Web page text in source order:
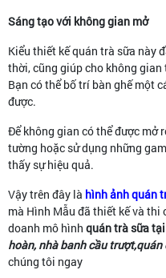
Sáng tạo với không gian mở
Kiểu thiết kế quán trà sữa này
thời, cũng giúp cho không
Bạn có thể bố trí bàn ghế một
được.
Để không gian có thể được mở
tường hoặc sử dụng những
thấy sự hiệu quả.
Vậy trên đây là hình ảnh quán
mà Hình Mẫu đã thiết kế và thi
doanh mô hình quán trà sữa
hoàn, nhà banh cầu trượt,quán
chúng tôi ngay